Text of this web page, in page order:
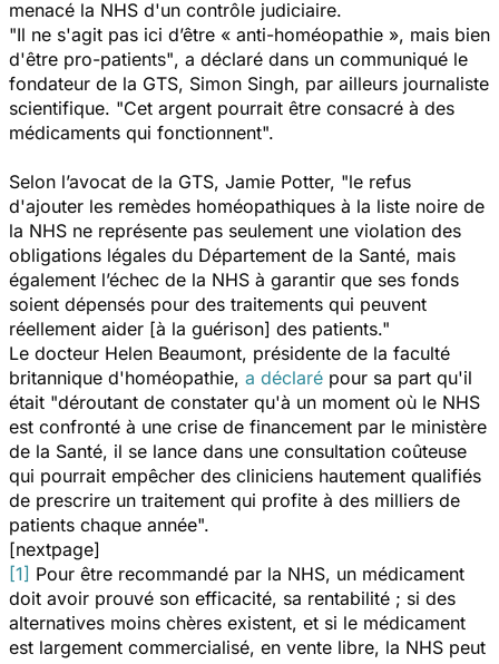
menacé la NHS d'un contrôle judiciaire.
"Il ne s'agit pas ici d’être « anti-homéopathie », mais bien
d'être pro-patients", a déclaré dans un communiqué le
fondateur de la GTS, Simon Singh, par ailleurs journaliste
scientifique. "Cet argent pourrait être consacré à des
médicaments qui fonctionnent".
Selon l’avocat de la GTS, Jamie Potter, "le refus
d'ajouter les remèdes homéopathiques à la liste noire de
la NHS ne représente pas seulement une violation des
obligations légales du Département de la Santé, mais
également l’échec de la NHS à garantir que ses fonds
soient dépensés pour des traitements qui peuvent
réellement aider [à la guérison] des patients."
Le docteur Helen Beaumont, présidente de la faculté
britannique d'homéopathie, a déclaré pour sa part qu'il
était "déroutant de constater qu'à un moment où le NHS
est confronté à une crise de financement par le ministère
de la Santé, il se lance dans une consultation coûteuse
qui pourrait empêcher des cliniciens hautement qualifiés
de prescrire un traitement qui profite à des milliers de
patients chaque année".
[nextpage]
[1] Pour être recommandé par la NHS, un médicament
doit avoir prouvé son efficacité, sa rentabilité ; si des
alternatives moins chères existent, et si le médicament
est largement commercialisé, en vente libre, la NHS peut